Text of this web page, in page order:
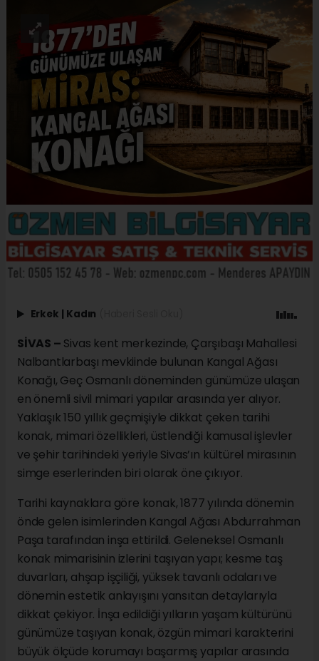
Erkek Kadın
SİVAS – Sivas kent merkezinde, Çarşıbaşı Mahallesi
Nalbantlarbaşı mevkiinde bulunan Kangal Ağası
Konağı, Geç Osmanlı döneminden günümüze ulaşan
en önemli sivil mimari yapılar arasında yer alıyor.
Yaklaşık 150 yıllık geçmişiyle dikkat çeken tarihi
konak, mimari özellikleri, üstlendiği kamusal işlevler
ve şehir tarihindeki yeriyle Sivas’ın kültürel mirasının
simge eserlerinden biri olarak öne çıkıyor.
Tarihi kaynaklara göre konak, 1877 yılında dönemin
önde gelen isimlerinden Kangal Ağası Abdurrahman
Paşa tarafından inşa ettirildi. Geleneksel Osmanlı
konak mimarisinin izlerini taşıyan yapı; kesme taş
duvarları, ahşap işçiliği, yüksek tavanlı odaları ve
dönemin estetik anlayışını yansıtan detaylarıyla
dikkat çekiyor. İnşa edildiği yılların yaşam kültürünü
günümüze taşıyan konak, özgün mimari karakterini
büyük ölçüde korumayı başarmış yapılar arasında